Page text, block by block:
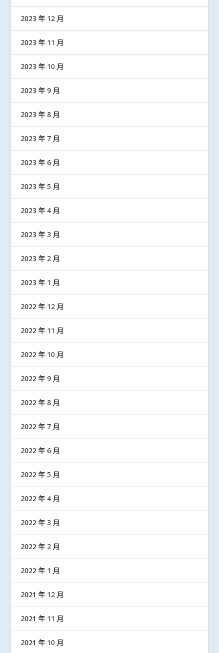
2023 年 12 月
2023 年 11 月
2023 年 10 月
2023 年 9 月
2023 年 8 月
2023 年 7 月
2023 年 6 月
2023 年 5 月
2023 年 4 月
2023 年 3 月
2023 年 2 月
2023 年 1 月
2022 年 12 月
2022 年 11 月
2022 年 10 月
2022 年 9 月
2022 年 8 月
2022 年 7 月
2022 年 6 月
2022 年 5 月
2022 年 4 月
2022 年 3 月
2022 年 2 月
2022 年 1 月
2021 年 12 月
2021 年 11 月
2021 年 10 月